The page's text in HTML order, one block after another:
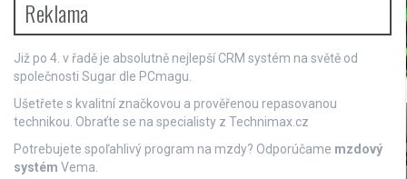
Reklama
Již po 4. v řadě je absolutně nejlepší CRM systém na světě od
společnosti Sugar dle PCmagu.
Ušetřete s kvalitní značkovou a prověřenou repasovanou
technikou. Obraťte se na specialisty z Technimax.cz
Potrebujete spoľahlivý program na mzdy? Odporúčame mzdový
systém Vema.